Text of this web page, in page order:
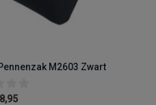
M2603 Zwart